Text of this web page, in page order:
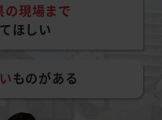
の現場まで
ほしい
ものがある